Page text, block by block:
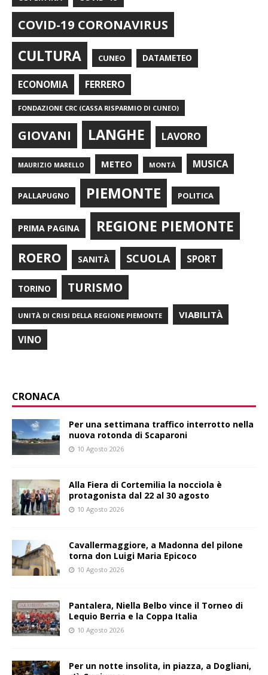
COVID-19 CORONAVIRUS
CULTURA CUNEO DATAMETEO
ECONOMIA FERRERO
FONDAZIONE CRC (CASSA RISPARMIO DI CUNEO)
GIOVANI LANGHE LAVORO
MAURIZIO MARELLO METEO MONTÀ MUSICA
PALLAPUGNO PIEMONTE POLITICA
PRIMA PAGINA REGIONE PIEMONTE
ROERO SANITÀ SCUOLA SPORT
TORINO TURISMO
UNITÀ DI CRISI DELLA REGIONE PIEMONTE VIABILITÀ
VINO
CRONACA
Per una settimana traffico interrotto nella
nuova rotonda di Scaparoni
10 Agosto 2026
Alla Fiera di Cortemilia la nocciola è
protagonista dal 22 al 30 agosto
10 Agosto 2026
Cavallermaggiore, a Madonna del pilone
torna don Luigi Maria Epicoco
10 Agosto 2026
Pantalera, Niella Belbo vince il Torneo di
Lequio Berria e la Coppa Italia
10 Agosto 2026
Per un notte insolita, in piazza, a Dogliani,